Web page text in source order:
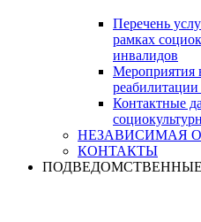
Перечень
рамках
инвалидов
Мероприятия
Контактные
НЕЗАВИСИМАЯ
КОНТАКТЫ